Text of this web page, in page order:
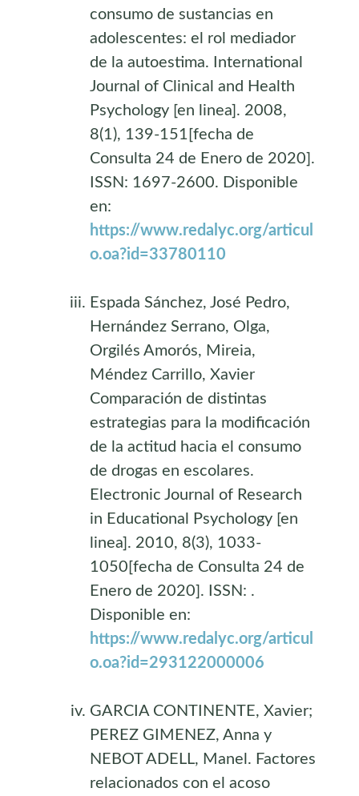
consumo de sustancias en
adolescentes: el rol mediador
de la autoestima. International
Journal of Clinical and Health
Psychology [en linea]. 2008,
8(1), 139-151[fecha de
Consulta 24 de Enero de 2020].
ISSN: 1697-2600. Disponible
en:
https://www.redalyc.org/articul
o.oa?id=33780110
Espada Sánchez, José Pedro,
Hernández Serrano, Olga,
Orgilés Amorós, Mireia,
Méndez Carrillo, Xavier
Comparación de distintas
estrategias para la modificación
de la actitud hacia el consumo
de drogas en escolares.
Electronic Journal of Research
in Educational Psychology [en
linea]. 2010, 8(3), 1033-
1050[fecha de Consulta 24 de
Enero de 2020]. ISSN: .
Disponible en:
https://www.redalyc.org/articul
o.oa?id=293122000006
GARCIA CONTINENTE, Xavier;
PEREZ GIMENEZ, Anna y
NEBOT ADELL, Manel. Factores
relacionados con el acoso